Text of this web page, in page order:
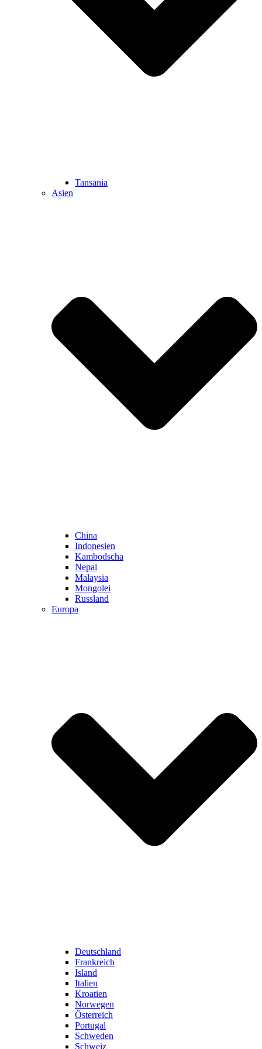
Tansania
Asien
China
Indonesien
Kambodscha
Nepal
Malaysia
Mongolei
Russland
Europa
Deutschland
Frankreich
Island
Italien
Kroatien
Norwegen
Österreich
Portugal
Schweden
Schweiz